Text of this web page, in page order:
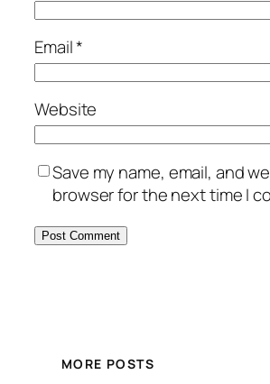
Email*
Website
Save my name, email, and
browser for the next time I
MORE POSTS